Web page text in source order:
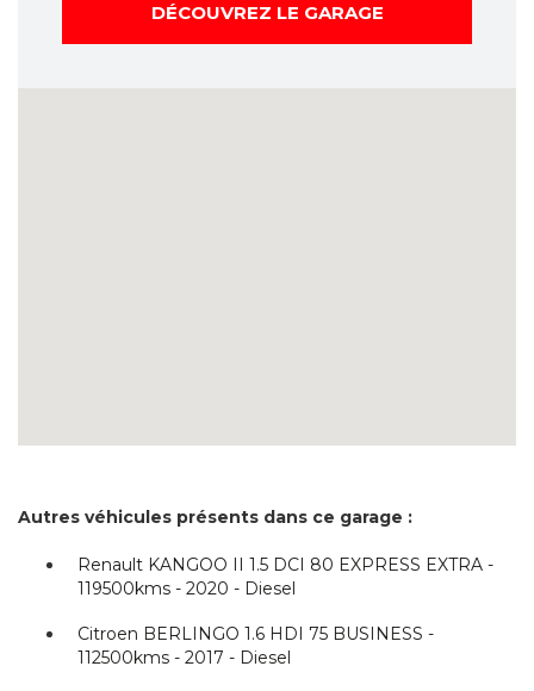
DÉCOUVREZ LE GARAGE
Autres véhicules présents dans ce garage :
Renault KANGOO II 1.5 DCI 80 EXPRESS EXTRA -
119500kms - 2020 - Diesel
Citroen BERLINGO 1.6 HDI 75 BUSINESS -
112500kms - 2017 - Diesel